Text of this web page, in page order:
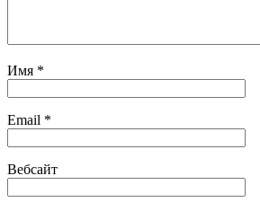
Имя *
Email *
Вебсайт